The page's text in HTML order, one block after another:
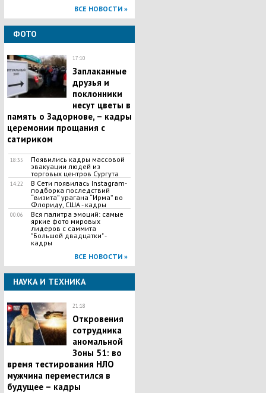
ВСЕ НОВОСТИ »
ФОТО
17:10
Заплаканные
друзья и
поклонники
несут цветы в
память о Задорнове, – кадры
церемонии прощания с
сатириком
18:35
Появились кадры массовой
эвакуации людей из
торговых центров Сургута
14:22
В Сети появилась Іnstagram-
подборка последствий
“визита” урагана “Ирма” во
Флориду, США - кадры
00:06
Вся палитра эмоций: самые
яркие фото мировых
лидеров с саммита
"Большой двадцатки" -
кадры
ВСЕ НОВОСТИ »
НАУКА И ТЕХНИКА
21:18
Откровения
сотрудника
аномальной
Зоны 51: во
время тестирования НЛО
мужчина переместился в
будущее – кадры